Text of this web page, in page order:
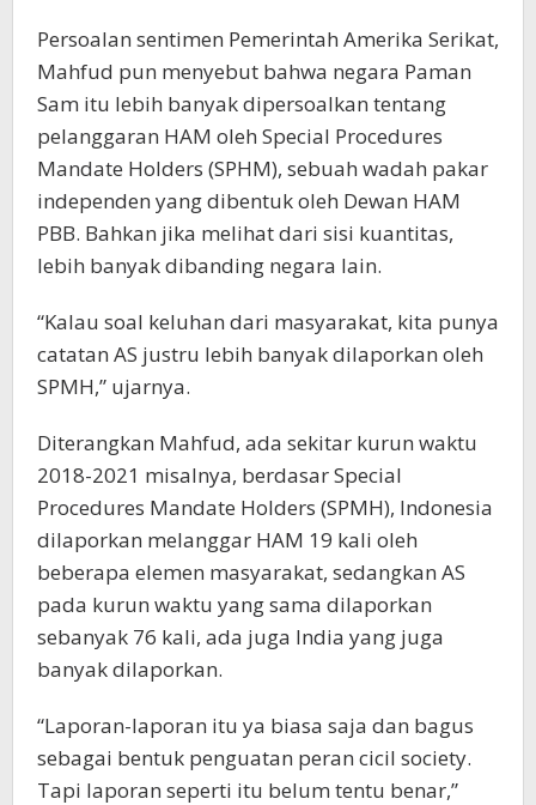
Persoalan sentimen Pemerintah Amerika Serikat,
Mahfud pun menyebut bahwa negara Paman
Sam itu lebih banyak dipersoalkan tentang
pelanggaran HAM oleh Special Procedures
Mandate Holders (SPHM), sebuah wadah pakar
independen yang dibentuk oleh Dewan HAM
PBB. Bahkan jika melihat dari sisi kuantitas,
lebih banyak dibanding negara lain.
“Kalau soal keluhan dari masyarakat, kita punya
catatan AS justru lebih banyak dilaporkan oleh
SPMH,” ujarnya.
Diterangkan Mahfud, ada sekitar kurun waktu
2018-2021 misalnya, berdasar Special
Procedures Mandate Holders (SPMH), Indonesia
dilaporkan melanggar HAM 19 kali oleh
beberapa elemen masyarakat, sedangkan AS
pada kurun waktu yang sama dilaporkan
sebanyak 76 kali, ada juga India yang juga
banyak dilaporkan.
“Laporan-laporan itu ya biasa saja dan bagus
sebagai bentuk penguatan peran cicil society.
Tapi laporan seperti itu belum tentu benar,”